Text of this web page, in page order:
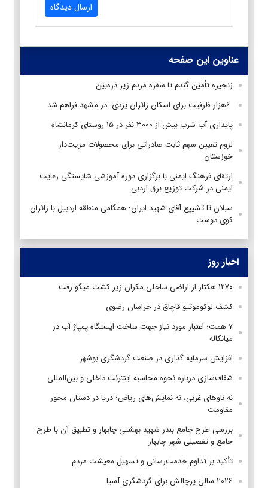
ارسال دیدگاه
عناوین این صفحه
زنجیره تأمین گندم تا سفره مردم زیر ذره‌بین
پایداری آب شرب بیش از ۳۰۰۰ نفر در ۱۵ روستای کرمانشاه
لزوم تعیین سهم ثابت صادراتی برای محصولات مزیت‌دار
خوزستان
ارتقای فرهنگ ایمنی با برگزاری دوره آموزشی شایستگی رعایت
ایمنی در شرکت توزیع برق اردبی
سبلان تا تشییع آقای شهید ایران؛ همگامی منطقه اردبیل با زائران
کوی دوست
اخبار روز
۱۲۷۰ هکتار از اراضی ساحلی مکران زیر کشت میگو رفت
کشف لوکوموتیو قاچاق در خراسان رضوی
۷ همت؛ اعتبار مورد نیاز جهت ساخت ایستگاه پمپاژ آب در
میانکاله
افزایش سرمایه گذاری در صنعت گردشگری بوشهر
شفاف‌سازی درباره نحوه محاسبه اینترنت داخلی و بین‌المللی
نه ناوهای غربی، نه نمایش‌های ریاض؛ دریا در دستان محور
مقاومت
بررسی طرح جامع بندر شهید بهشتی چابهار و تطبیق آن با طرح
جامع و تفصیلی شهر چابهار
تأکید بر تداوم خدمت‌رسانی و تسهیل معیشت مردم
۲۰۲۶ سالی پرچالش برای گردشگری آسیا